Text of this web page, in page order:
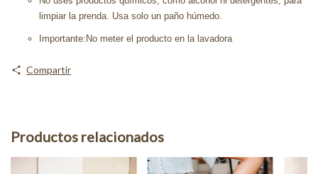
limpiar la prenda. Usa solo un paño húmedo.
Importante:No meter el producto en la lavadora
Compartir
Productos relacionados